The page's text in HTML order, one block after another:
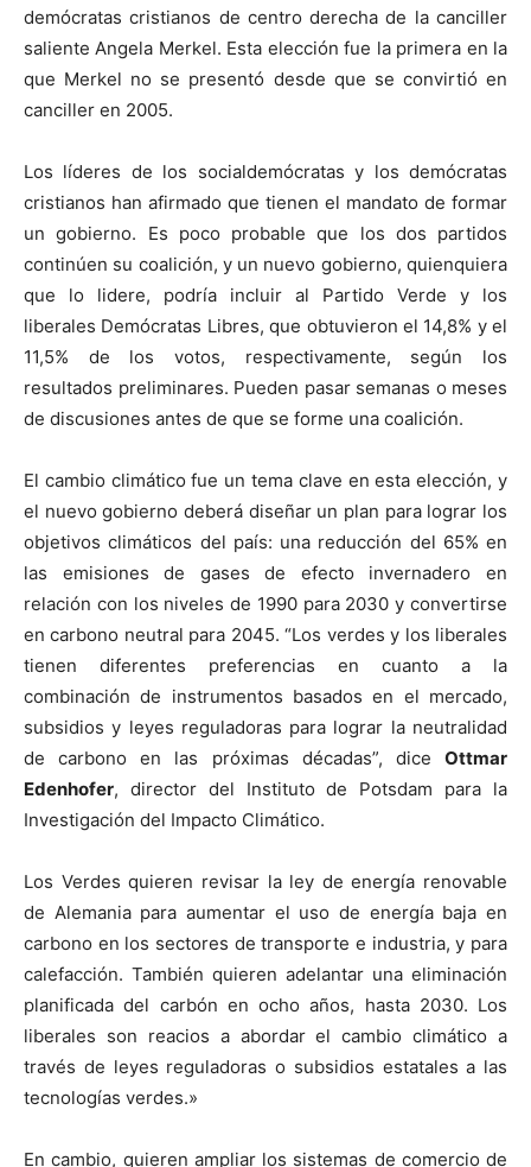
demócratas cristianos de centro derecha de la canciller
saliente Angela Merkel. Esta elección fue la primera en la
que Merkel no se presentó desde que se convirtió en
canciller en 2005.
Los líderes de los socialdemócratas y los demócratas
cristianos han afirmado que tienen el mandato de formar
un gobierno. Es poco probable que los dos partidos
continúen su coalición, y un nuevo gobierno, quienquiera
que lo lidere, podría incluir al Partido Verde y los
liberales Demócratas Libres, que obtuvieron el 14,8% y el
11,5% de los votos, respectivamente, según los
resultados preliminares. Pueden pasar semanas o meses
de discusiones antes de que se forme una coalición.
El cambio climático fue un tema clave en esta elección, y
el nuevo gobierno deberá diseñar un plan para lograr los
objetivos climáticos del país: una reducción del 65% en
las emisiones de gases de efecto invernadero en
relación con los niveles de 1990 para 2030 y convertirse
en carbono neutral para 2045. “Los verdes y los liberales
tienen diferentes preferencias en cuanto a la
combinación de instrumentos basados ​​en el mercado,
subsidios y leyes reguladoras para lograr la neutralidad
de carbono en las próximas décadas”, dice Ottmar
Edenhofer, director del Instituto de Potsdam para la
Investigación del Impacto Climático.
Los Verdes quieren revisar la ley de energía renovable
de Alemania para aumentar el uso de energía baja en
carbono en los sectores de transporte e industria, y para
calefacción. También quieren adelantar una eliminación
planificada del carbón en ocho años, hasta 2030. Los
liberales son reacios a abordar el cambio climático a
través de leyes reguladoras o subsidios estatales a las
tecnologías verdes.»
En cambio, quieren ampliar los sistemas de comercio de